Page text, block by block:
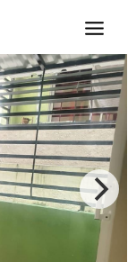
de la